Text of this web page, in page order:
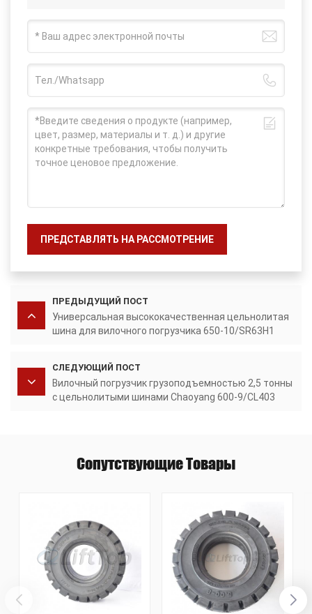
ПРЕДСТАВЛЯТЬ НА РАССМОТРЕНИЕ
ПРЕДЫДУЩИЙ ПОСТ
Универсальная высококачественная цельнолитая
шина для вилочного погрузчика 650-10/SR63H1
СЛЕДУЮЩИЙ ПОСТ
Вилочный погрузчик грузоподъемностью 2,5 тонны
с цельнолитыми шинами Chaoyang 600-9/CL403
Сопутствующие Товары